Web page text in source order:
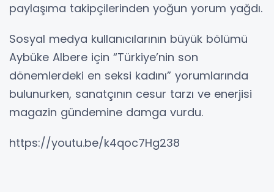
paylaşıma takipçilerinden yoğun yorum yağdı.
Sosyal medya kullanıcılarının büyük bölümü
Aybüke Albere için “Türkiye’nin son
dönemlerdeki en seksi kadını” yorumlarında
bulunurken, sanatçının cesur tarzı ve enerjisi
magazin gündemine damga vurdu.
https://youtu.be/k4qoc7Hg238